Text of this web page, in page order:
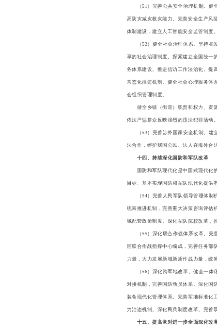
（51）完善公共安全治理机制。健全
高防灾减灾救灾能力。完善安全生产风
体制建设，建立人工智能安全监管制度
（52）健全社会治理体系。坚持和发
享的社会治理制度。探索建立全国统一
务体系建设。推进信访工作法治化。提
常态化推进机制。健全社会心理服务体
会组织管理制度。
健全乡镇（街道）职责和权力、资源
依法严惩群众反映强烈的违法犯罪活动
（53）完善涉外国家安全机制。建立
法合作，维护我国公民、法人在海外合
十四、持续深化国防和军队改革
国防和军队现代化是中国式现代化的
目标、基本实现国防和军队现代化提供
（54）完善人民军队领导管理体制机
统筹推进机制，完善重大决策咨询评估
域配套政策制度。深化军队院校改革，
（55）深化联合作战体系改革。完善
区联合作战指挥中心编成，完善任务部
力量，大力发展新域新质作战力量，统
（56）深化跨军地改革。健全一体化
对接机制，完善国防动员体系。深化国
装备现代化管理体系。完善军地标准化
力治边机制。深化民兵制度改革。完善
十五、提高党对进一步全面深化改